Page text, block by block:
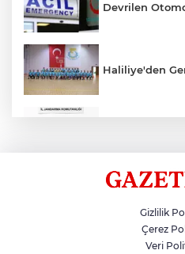
Devrilen
Haliliye'den
Hikmet
Gizlilik
Çerez
Veri